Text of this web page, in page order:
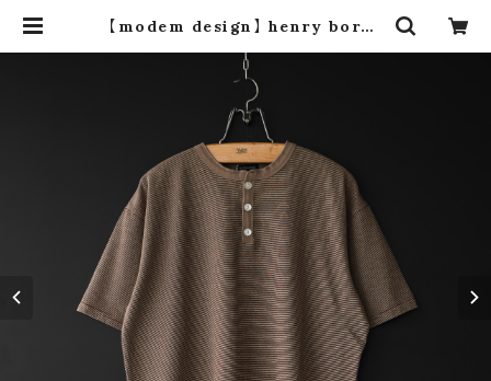
【modem design】 henry borde